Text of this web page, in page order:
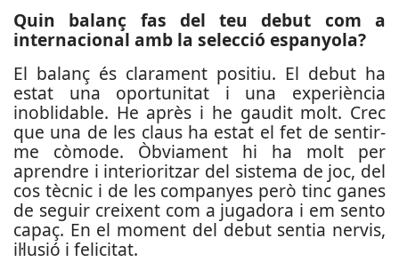
Quin balanç fas del teu debut com a
internacional amb la selecció espanyola?
El balanç és clarament positiu. El debut ha
estat una oportunitat i una experiència
inoblidable. He après i he gaudit molt. Crec
que una de les claus ha estat el fet de sentir-
me còmode. Òbviament hi ha molt per
aprendre i interioritzar del sistema de joc, del
cos tècnic i de les companyes però tinc ganes
de seguir creixent com a jugadora i em sento
capaç. En el moment del debut sentia nervis,
il·lusió i felicitat.